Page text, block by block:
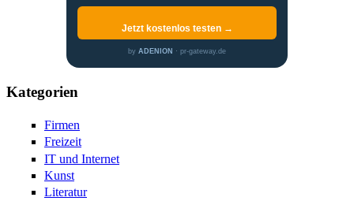
Jetzt kostenlos testen →
by ADENION · pr-gateway.de
Kategorien
Firmen
Freizeit
IT und Internet
Kunst
Literatur